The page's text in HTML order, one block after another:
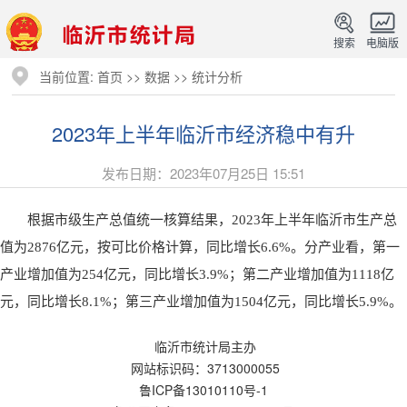
电脑版
搜索
当前位置:首页 >>数据 >>统计分析
2023年上半年临沂市经济稳中有升
发布日期：2023年07月25日 15:51
根据市级生产总值统一核算结果，2023年上半年临沂市生产总
值为2876亿元，按可比价格计算，同比增长6.6%。分产业看，第一
产业增加值为254亿元，同比增长3.9%；第二产业增加值为1118亿
元，同比增长8.1%；第三产业增加值为1504亿元，同比增长5.9%。
临沂市统计局主办
网站标识码：3713000055
鲁ICP备13010110号-1